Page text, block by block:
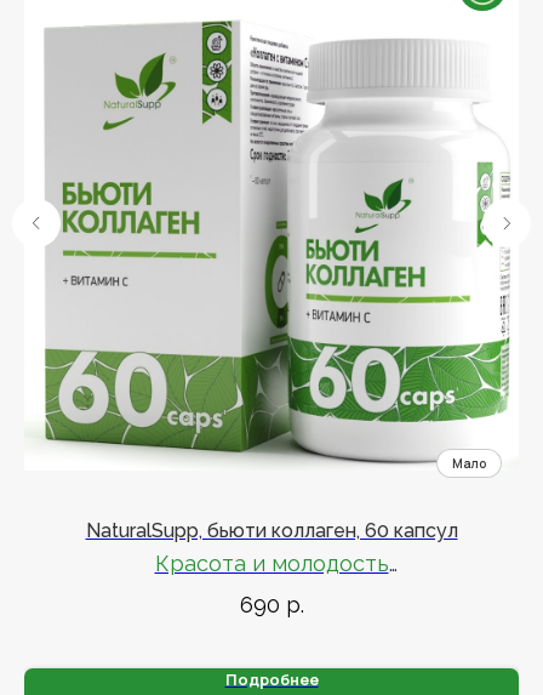
NaturalSupp, бьюти коллаген, 60 капсул
Красота и молодость
С витамином С и гиалуроновой кислотой
690 р.
Подробнее